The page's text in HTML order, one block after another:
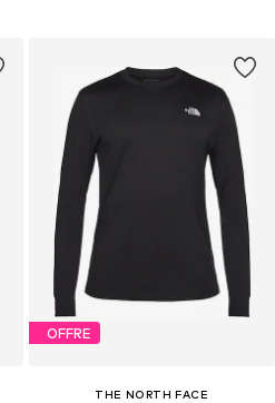
OFFRE
THE NORTH FACE